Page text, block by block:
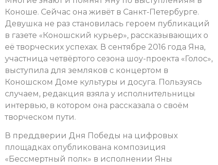
Коноше. Сейчас она живёт в Санкт-Петербурге.
Девушка не раз становилась героем публикаций
в газете «Коношский курьер», рассказывающих о
её творческих успехах. В сентябре 2016 года Яна,
участница четвёртого сезона шоу-проекта «Голос»,
выступила для земляков с концертом в
Коношском Доме культуры и досуга. Пользуясь
случаем, редакция взяла у исполнительницы
интервью, в котором она рассказала о своём
творческом пути.
В преддверии Дня Победы на цифровых
площадках опубликована композиция
«Бессмертный полк» в исполнении Яны